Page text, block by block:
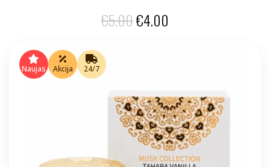
€5.00Original
€4.00
Naujas Akcija 24/7